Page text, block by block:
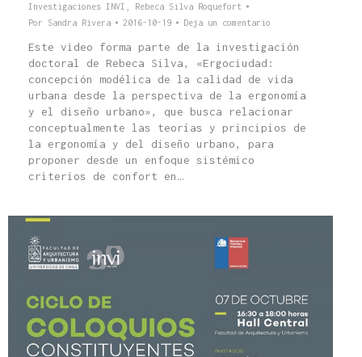
Investigaciones INVI
Rebeca Silva Roquefort
Por Sandra Rivera 2016-10-19 Deja un comentario
Este video forma parte de la investigación
doctoral de Rebeca Silva, «Ergociudad:
concepción modélica de la calidad de vida
urbana desde la perspectiva de la ergonomía
y el diseño urbano», que busca relacionar
conceptualmente las teorías y principios de
la ergonomía y del diseño urbano, para
proponer desde un enfoque sistémico
criterios de confort en…